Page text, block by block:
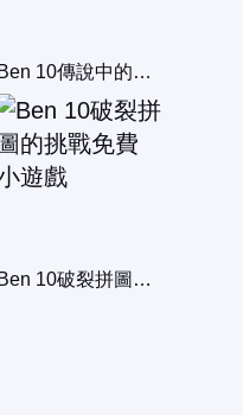
Ben 10傳說中的王者
Ben 10破裂拼圖的挑戰